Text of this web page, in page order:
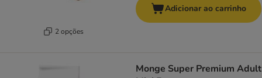
2 opções
Adicionar ao carrinho
Monge Super Premium Adult